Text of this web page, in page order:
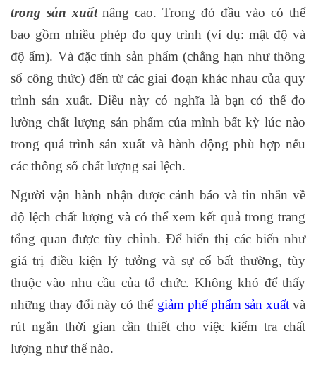
trong sản xuấtnâng cao. Trong đó đầu vào có thể
bao gồm nhiều phép đo quy trình (ví dụ: mật độ và
độ ẩm). Và đặc tính sản phẩm (chẳng hạn như thông
số công thức) đến từ các giai đoạn khác nhau của quy
trình sản xuất. Điều này có nghĩa là bạn có thể đo
lường chất lượng sản phẩm của mình bất kỳ lúc nào
trong quá trình sản xuất và hành động phù hợp nếu
các thông số chất lượng sai lệch.
Người vận hành nhận được cảnh báo và tin nhắn về
độ lệch chất lượng và có thể xem kết quả trong trang
tổng quan được tùy chỉnh. Để hiển thị các biến như
giá trị điều kiện lý tưởng và sự cố bất thường, tùy
thuộc vào nhu cầu của tổ chức. Không khó để thấy
những thay đổi này có thể giảm phế phẩm sản xuấtvà
rút ngắn thời gian cần thiết cho việc kiểm tra chất
lượng như thế nào.